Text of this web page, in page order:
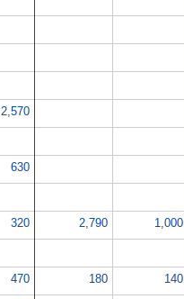
2,570
630
320 2,790 1,000
470 180 140